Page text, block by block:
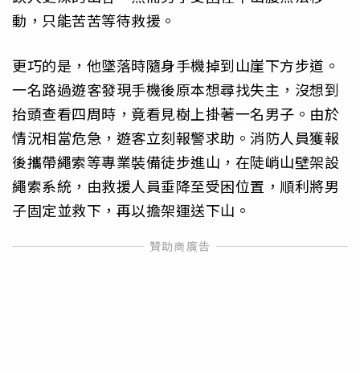
動，只能苦苦等待救援。
更巧的是，他墜落時隨身手機掉到山崖下方步道。
一名路過遊客發現手機後原本想尋找失主，沒想到
抬頭查看四周時，竟看見樹上掛著一名男子。由於
情況相當危急，遊客立刻報警求助。消防人員獲報
後攜帶繩索等專業裝備徒步進山，在陡峭山壁架設
繩索系統，由救援人員垂降至受困位置，順利將男
子固定並救下，再以擔架運送下山。